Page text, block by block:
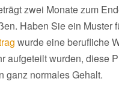
zwei Monate zum
Haben Sie ein Muster
wurde eine berufliche
aufgeteilt wurden, diese
ganz normales Gehalt.